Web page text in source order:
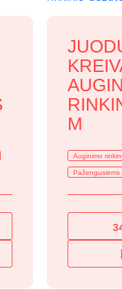
M
Auginimo
Pažengusiems
is: